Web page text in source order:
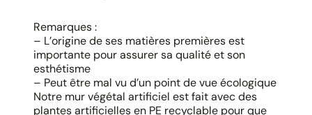
Remarques :
– L’origine de ses matières premières est
importante pour assurer sa qualité et son
esthétisme
– Peut être mal vu d’un point de vue écologique
Notre mur végétal artificiel est fait avec des
plantes artificielles en PE recyclable pour que